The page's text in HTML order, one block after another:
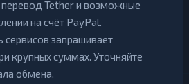
перевод Tether и возможные
на счёт PayPal.
сервисов запрашивает
крупных суммах. Уточняйте
обмена.